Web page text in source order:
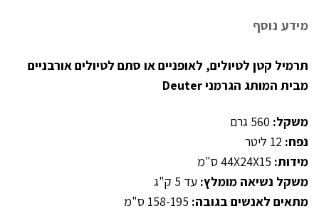
מידע נוסף
תרמיל קטן לטיולים, לאופניים או סתם לטיולים אורבניים
מבית המותג הגרמני Deuter
משקל:
נפח:
מידות:
משקל נשיאה מומלץ: עד 5 ק"ג
מתאים לאנשים בגובה: